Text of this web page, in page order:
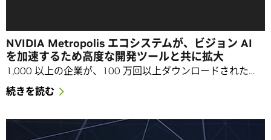
NVIDIA Metropolis エコシステムが、ビジョン AI
を加速するため高度な開発ツールと共に拡大
1,000 以上の企業が、100 万回以上ダウンロードされた…
続きを読む